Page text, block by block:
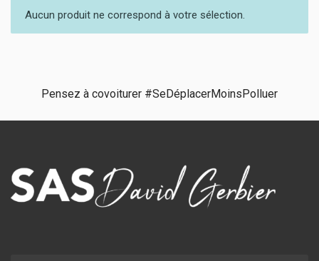
Aucun produit ne correspond à votre sélection.
Pensez à covoiturer #SeDéplacerMoinsPolluer